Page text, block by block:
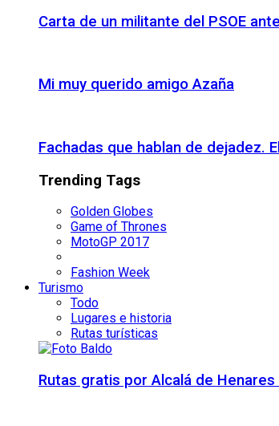
Carta de un militante del PSOE
Mi muy querido amigo Azaña
Fachadas que hablan de dejadez.
Trending Tags
Golden Globes
Game of Thrones
MotoGP 2017
Fashion Week
Turismo
Todo
Lugares e historia
Rutas turísticas
Rutas gratis por Alcalá de